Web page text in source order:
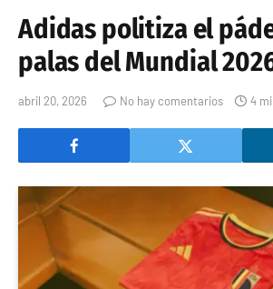
Adidas politiza el
palas del Mundial
abril 20, 2026 No hay comentarios 4